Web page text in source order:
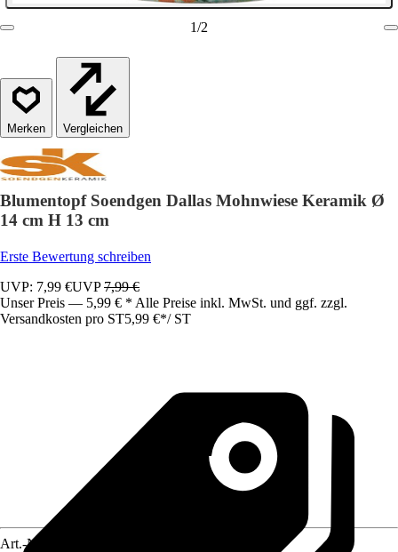
1/2
Vergleichen
Blumentopf Soendgen Dallas Mohnwiese Keramik Ø
14 cm H 13 cm
Erste Bewertung schreiben
UVP: 7,99 €UVP7,99 €
Unser Preis — 5,99 € * Alle Preise inkl. MwSt. und ggf. zzgl.
Versandkosten pro ST5,99 €*/ ST
Art.-Nr.